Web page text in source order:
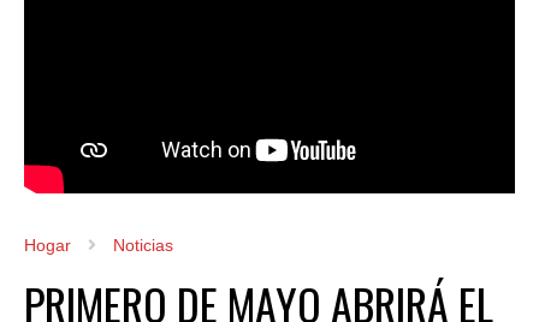
Hogar Noticias
PRIMERO DE MAYO ABRIRÁ EL